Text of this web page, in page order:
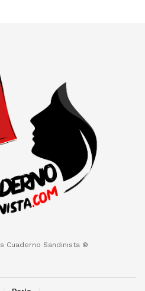
Cuaderno Sandinista ®